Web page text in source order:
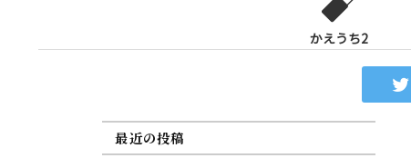
かえうち2
最近の投稿